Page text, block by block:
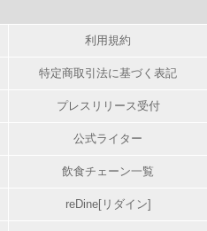
利用規約
特定商取引法に基づく表記
プレスリリース受付
公式ライター
飲食チェーン一覧
reDine[リダイン]